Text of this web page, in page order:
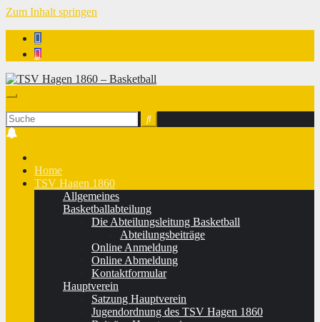
Zum Inhalt springen
Home
TSV Hagen 1860
Allgemeines
Basketballabteilung
Die Abteilungsleitung Basketball
Abteilungsbeiträge
Online Anmeldung
Online Abmeldung
Kontaktformular
Hauptverein
Satzung Hauptverein
Jugendordnung des TSV Hagen 1860